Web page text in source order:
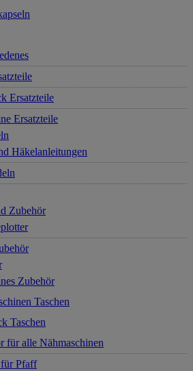
Ersatzteile
Ersatzteile
Häkelanleitungen
Zubehör
Zubehör
Taschen
Taschen
für alle Nähmaschinen
Pfaff